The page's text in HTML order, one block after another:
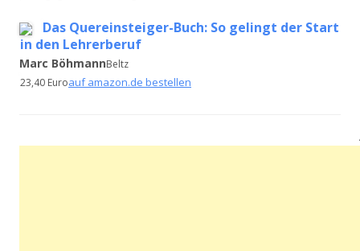
Das Quereinsteiger-Buch: So gelingt der Start
in den Lehrerberuf
Marc BöhmannBeltz
23,40 Euroauf amazon.de bestellen